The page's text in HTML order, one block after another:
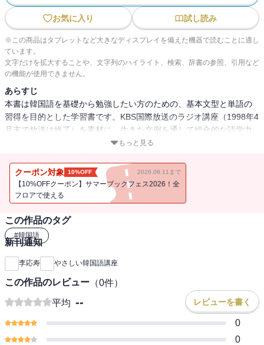
お気に入り 試し読み
※この商品はタブレットなど大きなディスプレイを備えた機器で読むことに適し
ています。
文字だけを拡大することや、文字列のハイライト、検索、辞書の参照、引用など
の機能が使用できません。
あらすじ
本書は韓国語を基礎から勉強したい方のための、基本文型と単語の
習得を目的とした学習書です。KBS国際放送のラジオ講座（1998年4
月末で放送は終了）を素材に、生きた文例を通して総合的な語学力
が身につくように構成しました。簡潔でわかりやすい解説付きで、
といわれる韓国語も、文字と発音のマスターはなかなか大変です。
逆に言うと、文字と発音さえマスターできれば、日本人にとって韓
国語の学習は他の外国語よりも容易だといえるでしょう。本書の別
文・単語・関連単語・練習問題が、標準的な韓国語で収録されてい
ます。是非、ご活用ください。
もっと見る
クーポン対象 10%OFF 2026.08.11まで
【10%OFFクーポン】サマーブックフェス2026！全
フロアで使える
この作品のタグ
#韓国語
新刊通知
李応寿 やさしい韓国語講座
この作品のレビュー （0件）
平均 -- レビューを書く
0
0